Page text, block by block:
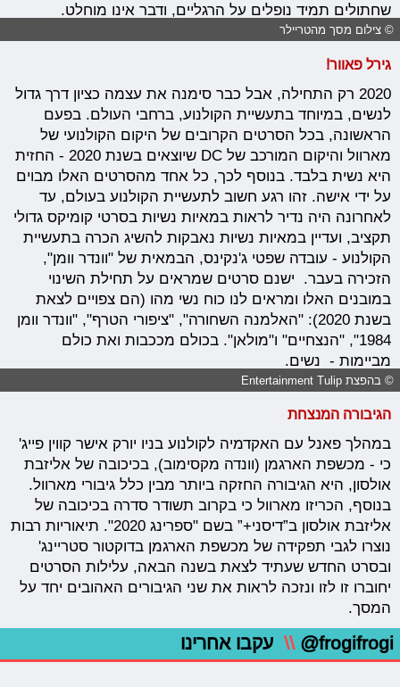
שחתולים תמיד נופלים על הרגליים, ודבר אינו מוחלט.
© צילום מסך מהטריילר
גירל פאוור!
2020 רק התחילה, אבל כבר סימנה את עצמה כציון דרך גדול
לנשים, במיוחד בתעשיית הקולנוע, ברחבי העולם. בפעם
הראשונה, בכל הסרטים הקרובים של היקום הקולנועי של
מארוול והיקום המורכב של DC שיוצאים בשנת 2020 - החזית
היא נשית בלבד. בנוסף לכך, כל אחד מהסרטים האלו מבוים
על ידי אישה. זהו רגע חשוב לתעשיית הקולנוע בעולם, עד
לאחרונה היה נדיר לראות במאיות נשיות בסרטי קומיקס גדולי
תקציב, ועדיין במאיות נשיות נאבקות להשיג הכרה בתעשיית
הקולנוע - עובדה שפטי ג'נקינס, הבמאית של "וונדר וומן",
הזכירה בעבר. ישנם סרטים שמראים על תחילת השינוי
במובנים האלו ומראים לנו כוח נשי מהו (הם צפויים לצאת
בשנת 2020): "האלמנה השחורה", "ציפורי הטרף", "וונדר וומן
1984", "הנצחיים" ו"מולאן". בכולם מככבות ואת כולם
מביימות - נשים.
© בהפצת Entertainment Tulip
הגיבורה המנצחת
במהלך פאנל עם האקדמיה לקולנוע בניו יורק אישר קווין פייג'
כי - מכשפת הארגמן (וונדה מקסימוב), בכיכובה של אליזבת
אולסון, היא הגיבורה החזקה ביותר מבין כלל גיבורי מארוול.
בנוסף, הכריזו מארוול כי בקרוב תשודר סדרה בכיכובה של
אליזבת אולסון ב”דיסני+” בשם "ספרינג 2020". תיאוריות רבות
נוצרו לגבי תפקידה של מכשפת הארגמן בדוקטור סטריינג'
ובסרט החדש שעתיד לצאת בשנה הבאה, עלילות הסרטים
יחוברו זו לזו ונזכה לראות את שני הגיבורים האהובים יחד על
המסך.
@frogifrogi
\\ עקבו אחרינו